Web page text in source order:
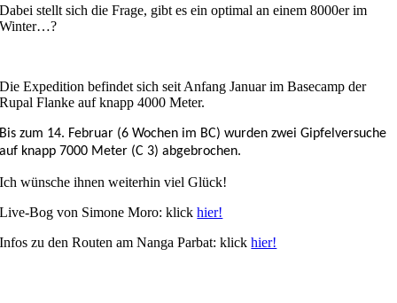
Dabei stellt sich die Frage, gibt es ein optimal an einem 8000er im
Winter…?
Die Expedition befindet sich seit Anfang Januar im Basecamp der
Rupal Flanke auf knapp 4000 Meter.
Bis zum 14. Februar (6 Wochen im BC) wurden zwei Gipfelversuche
auf knapp 7000 Meter (C 3) abgebrochen.
Ich wünsche ihnen weiterhin viel Glück!
Live-Bog von Simone Moro: klickhier!
Infos zu den Routen am Nanga Parbat: klickhier!